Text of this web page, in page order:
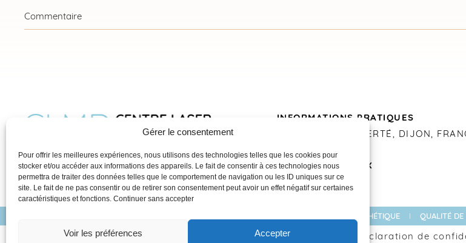
Gérer le consentement
Pour offrir les meilleures expériences, nous utilisons des technologies telles que les cookies pour
stocker et/ou accéder aux informations des appareils. Le fait de consentir à ces technologies nous
permettra de traiter des données telles que le comportement de navigation ou les ID uniques sur ce
site. Le fait de ne pas consentir ou de retirer son consentement peut avoir un effet négatif sur certaines
caractéristiques et fonctions. Continuer sans accepter
Accepter
Voir les préférences
INFORMATIONS PRATIQUES
20 RUE DE LA LIBERTÉ, DIJON,
03 80 30 86 52
RÉSEAUX SOCIAUX
MÉDECINE ESTHÉTIQUE QUALITÉ DE
Création Agence Antipodes Médical Déclaration de